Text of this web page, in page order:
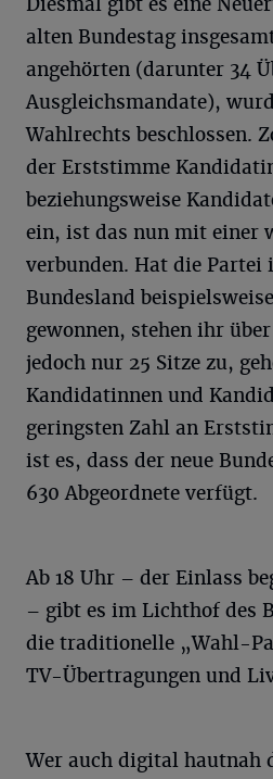
alten Bundestag
angehörten (darunter 34
Ausgleichsmandate),
Wahlrechts beschlossen.
der Erststimme
beziehungsweise
ein, ist das nun mit einer
verbunden. Hat die Partei
Bundesland
gewonnen, stehen ihr
jedoch nur 25 Sitze zu,
Kandidatinnen und
geringsten Zahl an
ist es, dass der neue
630 Abgeordnete verfügt.
Ab 18 Uhr – der Einlass
– gibt es im Lichthof des
die traditionelle „Wahl-
TV-Übertragungen und
Wer auch digital hautnah